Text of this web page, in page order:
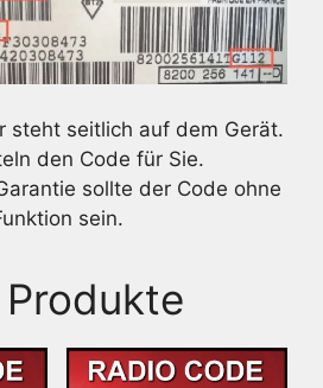
steht seitlich auf dem Gerät.
den Code für Sie.
sollte der Code ohne
sein.